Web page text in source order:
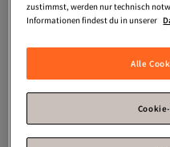
Push Up Leggings
Leggings
Gerippt Leggings
Strick
Sport
Trendyol Collection Burgundrot Sportleggings
Silberfarben Sportleggings
zustimmst, werden nur technisch
Informationen findest du in unserer
Alle